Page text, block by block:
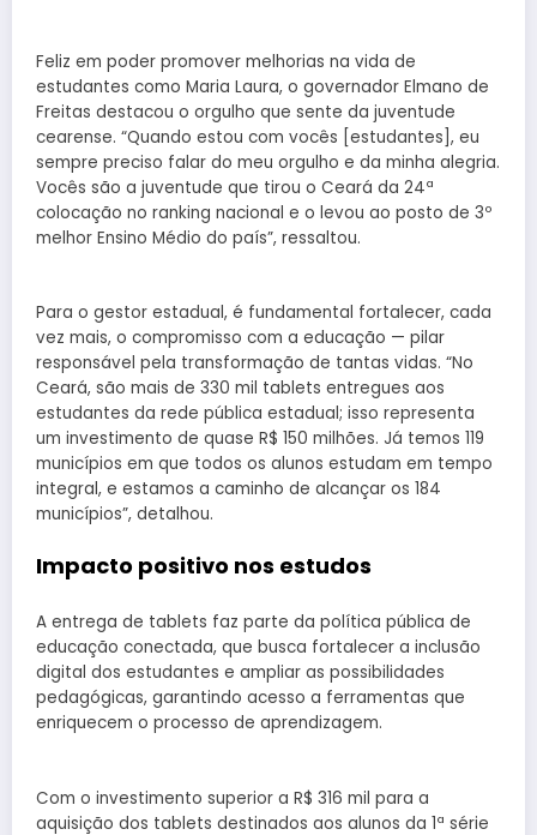
Feliz em poder promover melhorias na vida de
estudantes como Maria Laura, o governador Elmano de
Freitas destacou o orgulho que sente da juventude
cearense. “Quando estou com vocês [estudantes], eu
sempre preciso falar do meu orgulho e da minha alegria.
Vocês são a juventude que tirou o Ceará da 24ª
colocação no ranking nacional e o levou ao posto de 3º
melhor Ensino Médio do país”, ressaltou.
Para o gestor estadual, é fundamental fortalecer, cada
vez mais, o compromisso com a educação — pilar
responsável pela transformação de tantas vidas. “No
Ceará, são mais de 330 mil tablets entregues aos
estudantes da rede pública estadual; isso representa
um investimento de quase R$ 150 milhões. Já temos 119
municípios em que todos os alunos estudam em tempo
integral, e estamos a caminho de alcançar os 184
municípios”, detalhou.
Impacto positivo nos estudos
A entrega de tablets faz parte da política pública de
educação conectada, que busca fortalecer a inclusão
digital dos estudantes e ampliar as possibilidades
pedagógicas, garantindo acesso a ferramentas que
enriquecem o processo de aprendizagem.
Com o investimento superior a R$ 316 mil para a
aquisição dos tablets destinados aos alunos da 1ª série